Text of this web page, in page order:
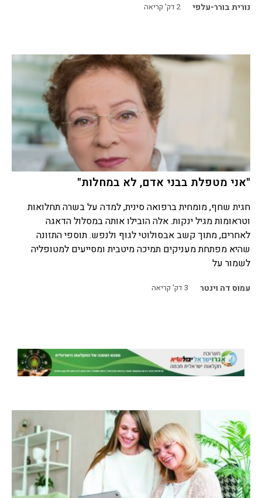
נורית בורר-עלפי 2דק' קריאה
"אני מטפלת בבני אדם, לא במחלות"
חגית שחף, מומחית ברפואה סינית, למדה על בשרה תחלואות
וטראומות מגיל ינקות. אלה הובילו אותה במסלול הדאגה
לאחרים, מתוך קשב אבסולוטי לגוף ולנפש. תוספי התזונה
שהיא מפתחת מעניקים תמיכה מיטבית ומסייעים למטופליה
לשמור על
עמוס דה וינטר 3דק' קריאה